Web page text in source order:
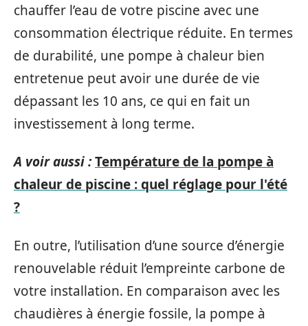
chauffer l’eau de votre piscine avec une
consommation électrique réduite. En termes
de durabilité, une pompe à chaleur bien
entretenue peut avoir une durée de vie
dépassant les 10 ans, ce qui en fait un
investissement à long terme.
A voir aussi :Température de la pompe à
chaleur de piscine : quel réglage pour l'été
?
En outre, l’utilisation d’une source d’énergie
renouvelable réduit l’empreinte carbone de
votre installation. En comparaison avec les
chaudières à énergie fossile, la pompe à